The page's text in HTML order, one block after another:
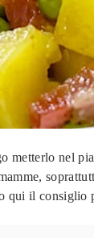
metterlo nel
qui il